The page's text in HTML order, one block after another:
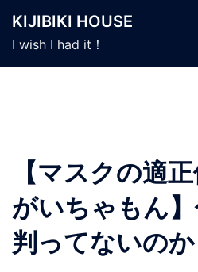
ン
KIJIBIKI HOUSE
I wish I had it！
【マスクの適
がいちゃもん
判ってないのか